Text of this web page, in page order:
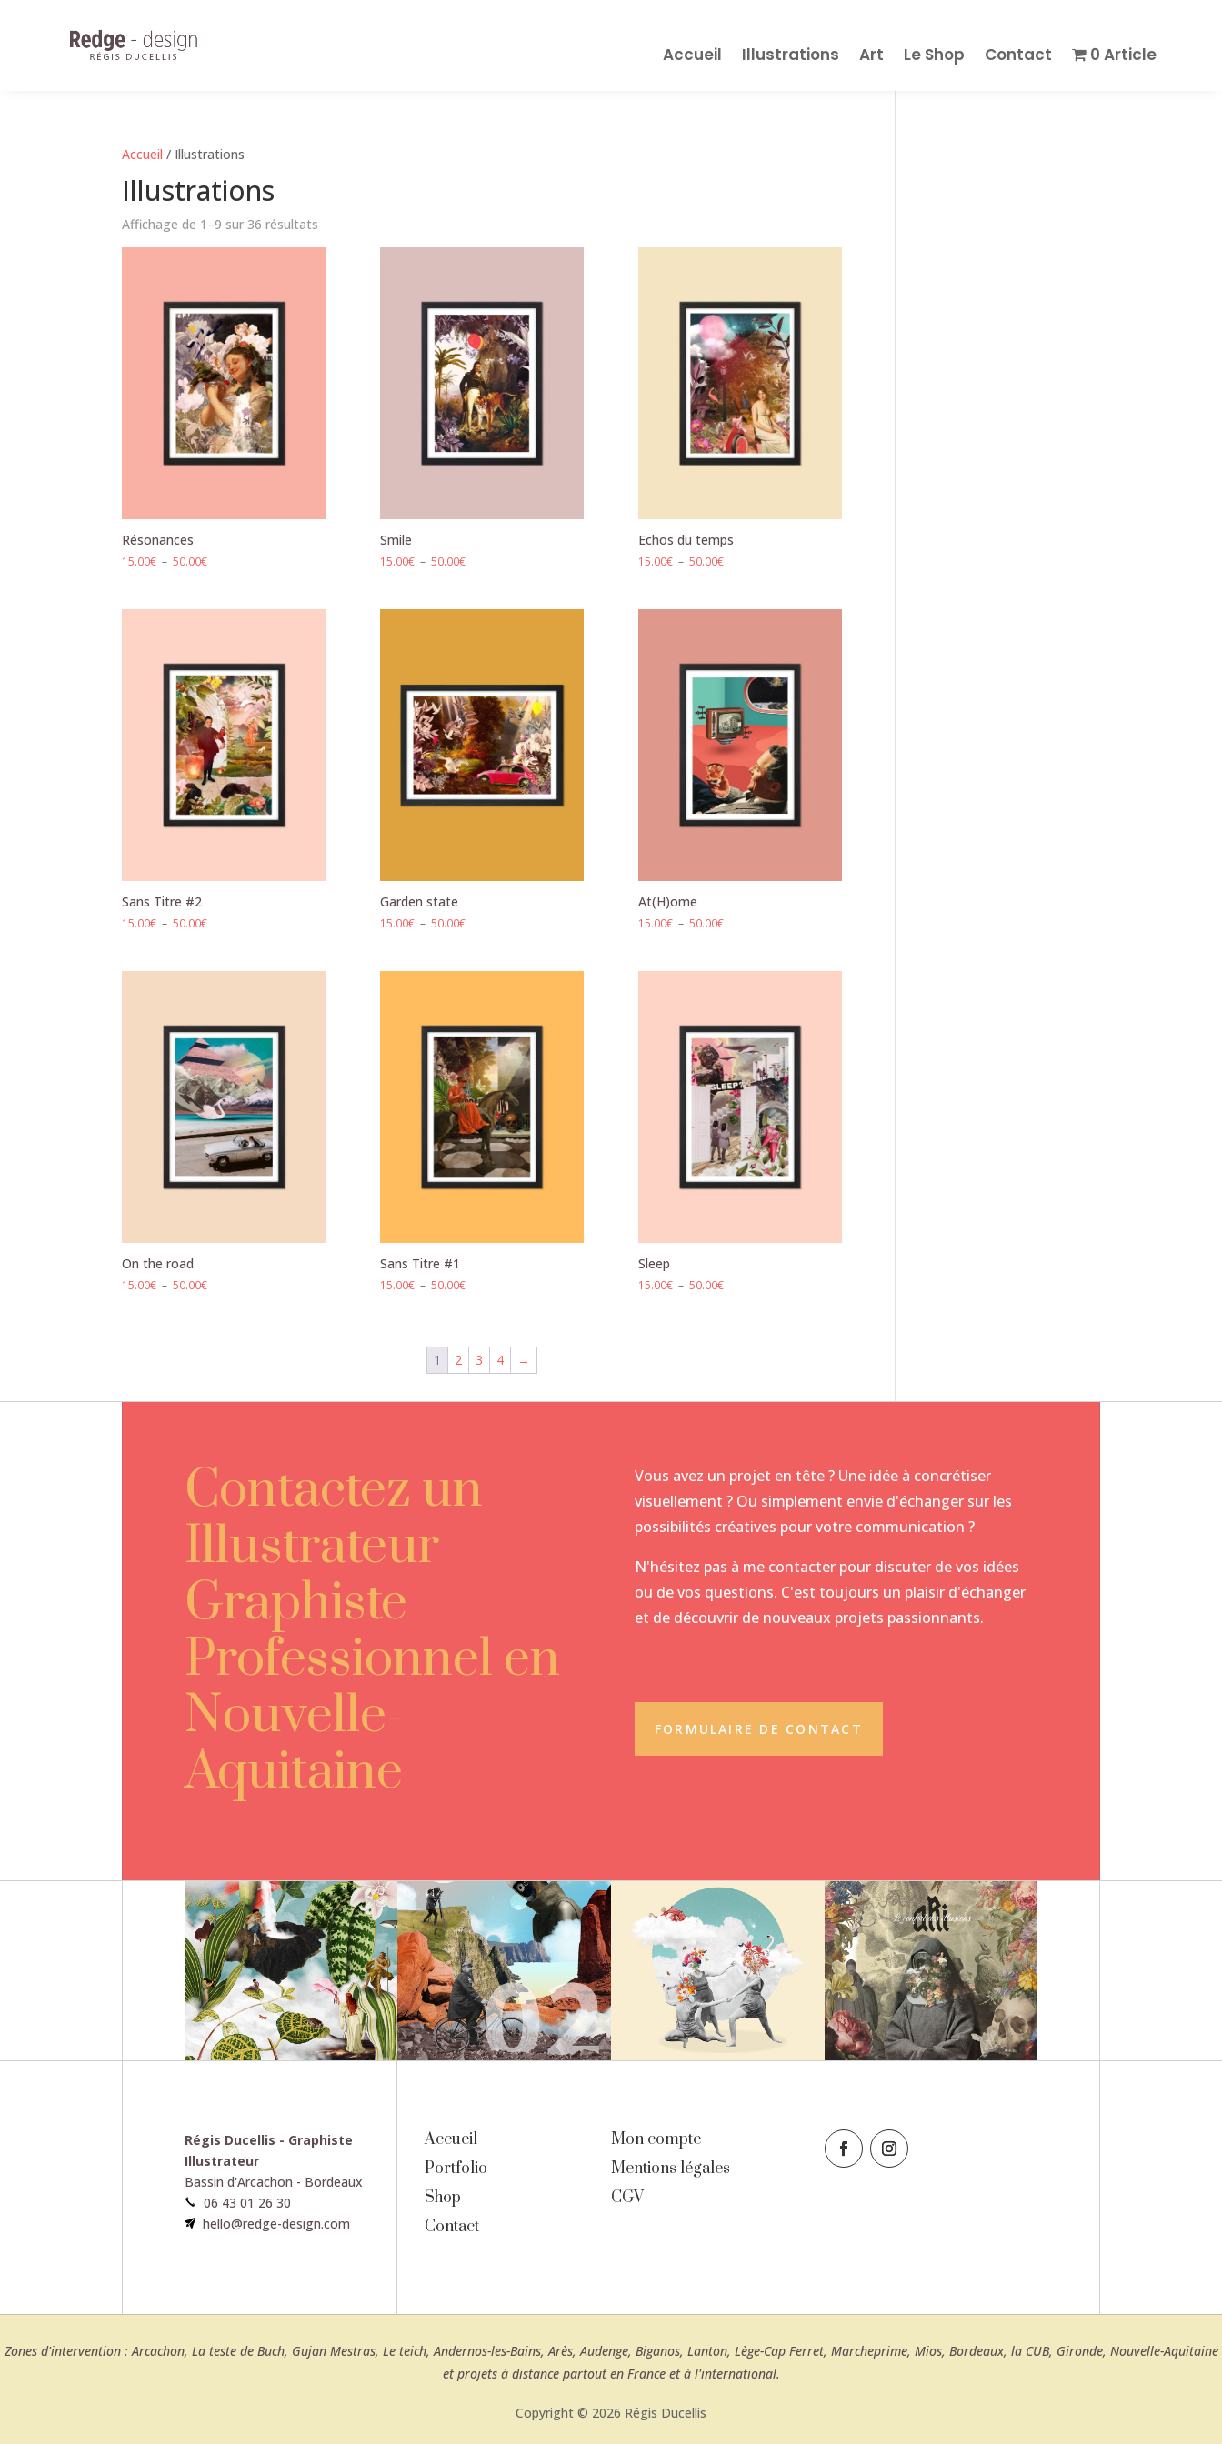
Accueil Illustrations Art Le Shop Contact 0 Article
Accueil / Illustrations
Illustrations
Affichage de 1–9 sur 36 résultats
Résonances
15.00€ – 50.00€Plage
Smile
15.00€ – 50.00€Plage
Echos du temps
15.00€ – 50.00€Plage
Sans Titre #2
15.00€ – 50.00€Plage
Garden state
15.00€ – 50.00€Plage
At(H)ome
15.00€ – 50.00€Plage
On the road
15.00€ – 50.00€Plage
Sans Titre #1
15.00€ – 50.00€Plage
50.00€
Sleep
15.00€ – 50.00€Plage
1 2 3 4 →
Contactez un
Illustrateur
Graphiste
Professionnel en
Nouvelle-
Aquitaine
Vous avez un projet en tête ? Une idée à concrétiser
visuellement ? Ou simplement envie d'échanger sur les
possibilités créatives pour votre communication ?
N'hésitez pas à me contacter pour discuter de vos idées
ou de vos questions. C'est toujours un plaisir d'échanger
et de découvrir de nouveaux projets passionnants.
FORMULAIRE DE CONTACT
Régis Ducellis - Graphiste
Illustrateur
Bassin d'Arcachon - Bordeaux
06 43 01 26 30
hello@redge-design.com
Accueil
Portfolio
Shop
Contact
Mon compte
Mentions légales
CGV
Zones d'intervention : Arcachon, La teste de Buch, Gujan Mestras, Le teich, Andernos-les-Bains, Arès, Audenge, Biganos, Lanton, Lège-Cap Ferret, Marcheprime, Mios, Bordeaux, la CUB, Gironde, Nouvelle-Aquitaine
et projets à distance partout en France et à l'international.
Copyright © 2026 Régis Ducellis